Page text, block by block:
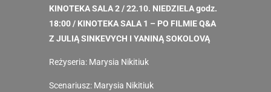
KINOTEKA SALA 2 / 22.10. NIEDZIELA godz.
18:00 / KINOTEKA SALA 1 – PO FILMIE Q&A
Z JULIĄ SINKEVYCH I YANINĄ SOKOLOVĄ
Reżyseria: Marysia Nikitiuk
Scenariusz: Marysia Nikitiuk